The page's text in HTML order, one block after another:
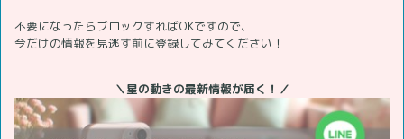
不要になったらブロックすればOKですので、
今だけの情報を見逃す前に登録してみてください！
＼星の動きの最新情報が届く！／